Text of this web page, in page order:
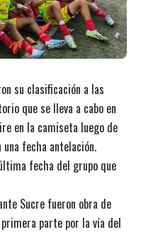
su clasificación a las
que se lleva a cabo en
en la camiseta luego de
fecha antelación.
fecha del grupo que
Sucre fueron obra de
parte por la vía del